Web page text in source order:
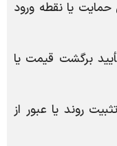
حمایت یا نقطه ورود
از تأیید برگشت قیمت یا
از تثبیت روند یا عبور از